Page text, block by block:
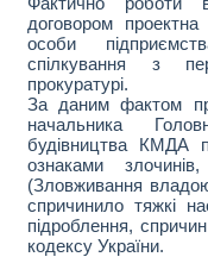
договором проектна
особи
спілкування з
прокуратурі.
За даним фактом
начальника
будівництва КМДА
ознаками
(Зловживання
спричинило тяжкі
підроблення,
кодексу України.